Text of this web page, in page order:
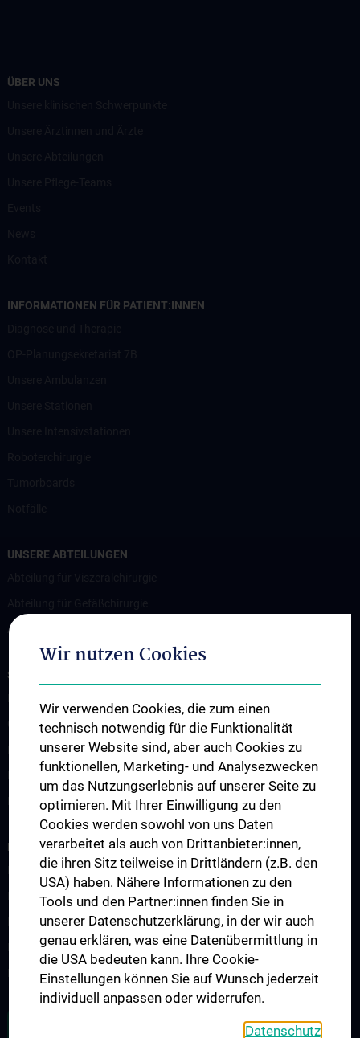
ÜBER UNS
INFORMATIONEN FÜR PATIENT:INNEN
UNSERE ABTEILUNGEN
Abteilung für Transplantation
STUDIUM, AUS- UND WEITERBILDUNG
Chirurgische Lehre im Humanmedizinstudium N202
Klinisch-Praktisches Jahr (KPJ)
Famulatur
Fellows & Observer
FORSCHUNG
Forschung Viszeralchirurgie
Forschung Gefäßchirurgie
Forschung Transplantation
Preise und Auszeichnungen
Researcher of the month
Wir nutzen Cookies
Wir verwenden Cookies, die zum einen
technisch notwendig für die Funktionalität
unserer Website sind, aber auch Cookies zu
funktionellen, Marketing- und Analysezwecken
um das Nutzungserlebnis auf unserer Seite zu
optimieren. Mit Ihrer Einwilligung zu den
Cookies werden sowohl von uns Daten
verarbeitet als auch von Drittanbieter:innen,
die ihren Sitz teilweise in Drittländern (z.B. den
USA) haben. Nähere Informationen zu den
Tools und den Partner:innen finden Sie in
unserer Datenschutzerklärung, in der wir auch
genau erklären, was eine Datenübermittlung in
die USA bedeuten kann. Ihre Cookie-
Einstellungen können Sie auf Wunsch jederzeit
individuell anpassen oder widerrufen.
Datenschutz